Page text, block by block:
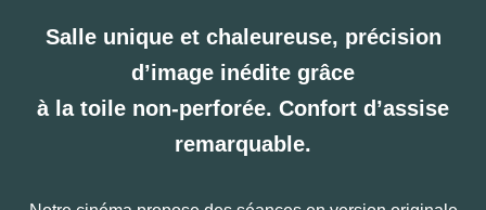
Salle unique et chaleureuse, précision
d’image inédite grâce
à la toile non-perforée. Confort d’assise
remarquable.